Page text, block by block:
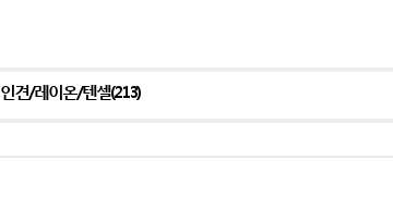
인견/레이온/텐셀(213)